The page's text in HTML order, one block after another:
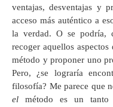
ventajas, desventajas y
acceso más auténtico a
la verdad. O se podría,
recoger aquellos
método y proponer uno
Pero, ¿se lograría
filosofía? Me parece que
el método es un tanto